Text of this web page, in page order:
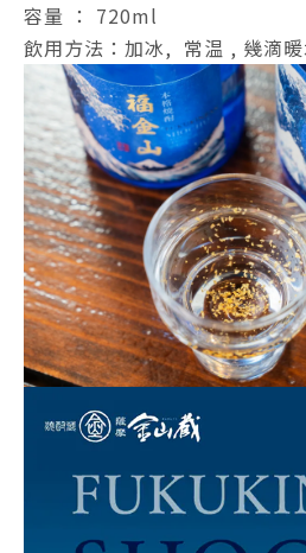
容量 ： 720ml
飲用方法：加冰, 常温 , 幾滴